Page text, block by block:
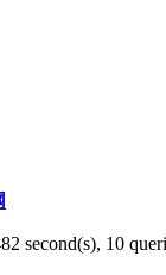
second(s), 10